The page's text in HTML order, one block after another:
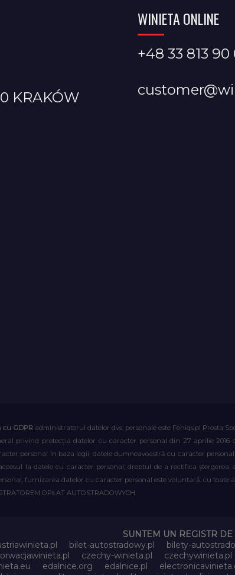
KRAKÓW
WINIETA ONLINE
+48 33 813 90
GDPR administratorul datelor dvs. personale este Feniqs.pl Prosta
privind protecția datelor cu caracter personal din 27 aprilie
personal în baza legii, datele dumneavoastră cu caracter
la datele cu caracter personal, dreptul de a rectifica
furnizarea datelor cu caracter personal este voluntară, cu
OPŁAT AUTOSTRADOWYCH
SUNTEM UN REGISTR
bilet-autostradowy.pl bilety-
czechy-winieta.pl czechywinieta.pl
edalnice.org edalnice.pl